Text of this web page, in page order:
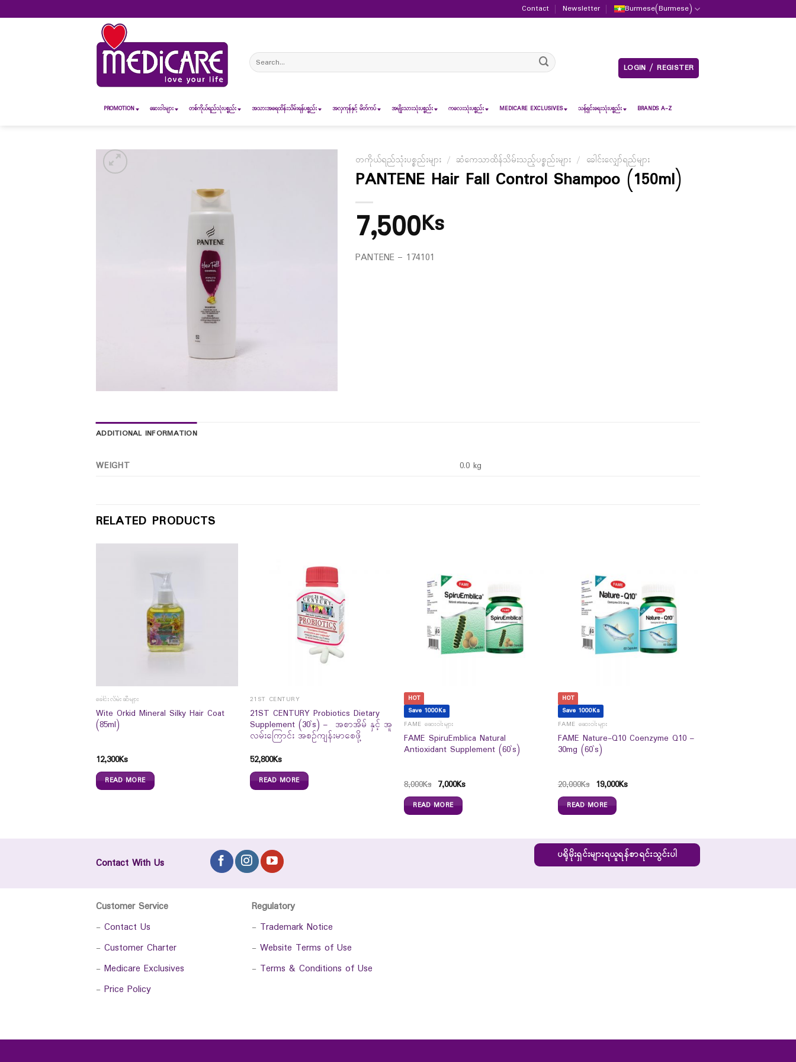
to
Contact Newsletter Burmese(Burmese)
Search
for:
LOGIN / REGISTER
PROMOTION ဆေး၀ါးများ တစ်ကိုယ်ရည်သုံးပစ္စည်း အသားအရေထိန်းသိမ်းရန်ပစ္စည်း အလှကုန်နှင့် မိတ်ကပ် အမျိုးသားသုံးပစ္စည်း ကလေးသုံးပစ္စည်း MEDICARE EXCLUSIVES သန့်ရှင်းရေးသုံးပစ္စည်း BRANDS A-Z
တကိုယ်ရည်သုံးပစ္စည်းများ / ဆံကေသာထိန်သိမ်းသည့်ပစ္စည်းများ / ခေါင်းလျှော်ရည်များ
PANTENE Hair Fall Control Shampoo (150ml)
7,500Ks
PANTENE – 174101
ADDITIONAL INFORMATION
WEIGHT 0.0 kg
RELATED PRODUCTS
ခေါင်းလိမ်းဆီများ
Wite Orkid Mineral Silky Hair Coat
(85ml)
12,300Ks
READ MORE
21ST CENTURY
21ST CENTURY Probiotics Dietary
Supplement (30`s) – အစာအိမ် နှင့် အူ
လမ်းကြောင်း အစဉ်ကျန်းမာစေဖို့
52,800Ks
READ MORE
HOT
Save 1000Ks
FAME ဆေးဝါးများ
FAME SpiruEmblica Natural
Antioxidant Supplement (60`s)
8,000Ks 7,000Ks
READ MORE
HOT
Save 1000Ks
FAME ဆေးဝါးများ
FAME Nature-Q10 Coenzyme Q10 –
30mg (60`s)
20,000Ks 19,000Ks
READ MORE
Contact With Us
ပရိုမိုးရှင်းများရယူရန်စာရင်းသွင်းပါ
Customer Service
- Contact Us
- Customer Charter
- Medicare Exclusives
- Price Policy
Regulatory
- Trademark Notice
- Website Terms of Use
- Terms & Conditions of Use